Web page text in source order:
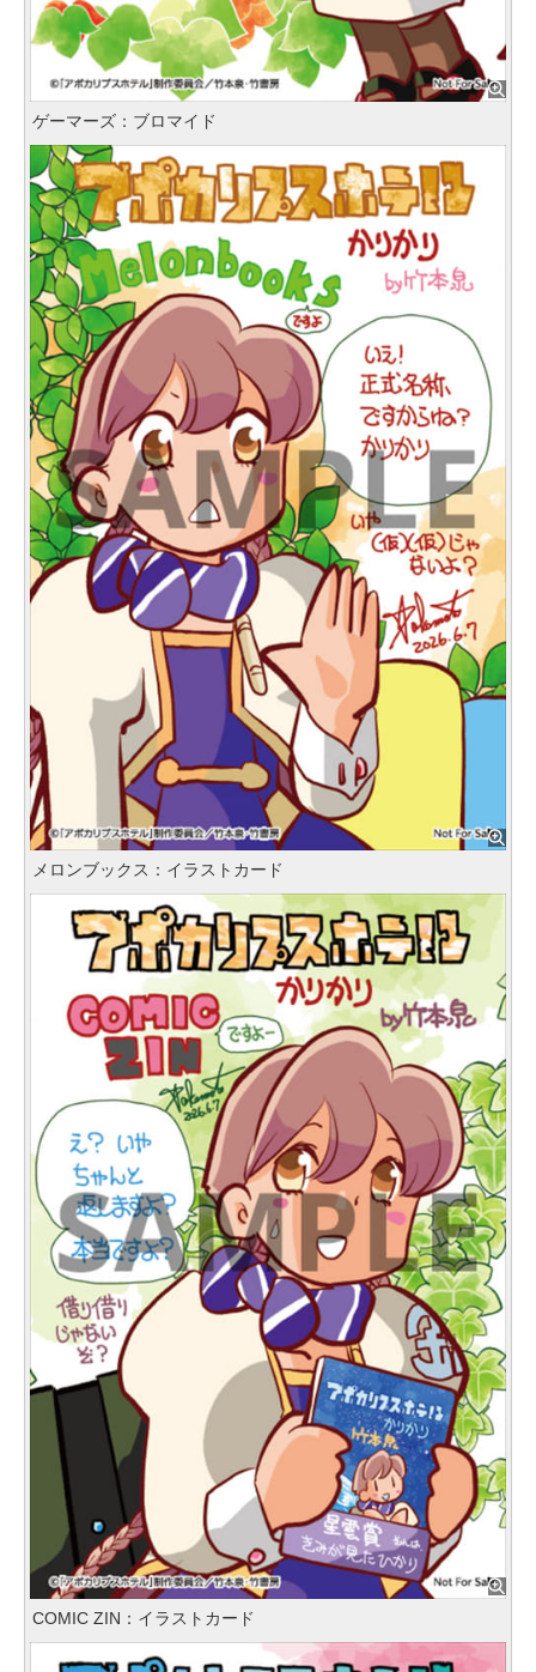
ゲーマーズ：ブロマイド
メロンブックス：イラストカード
COMIC ZIN：イラストカード